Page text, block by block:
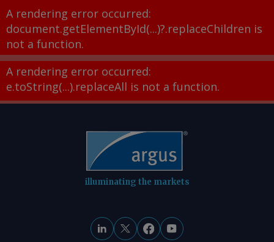
A rendering error occurred:
document.getElementById(...)?.replaceChildren is
not a function.
A rendering error occurred:
e.toString(...).replaceAll is not a function.
illuminating the markets